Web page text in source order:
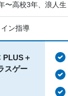
〜高校3年、浪人生
ン指導
PLUS＋
スゲー